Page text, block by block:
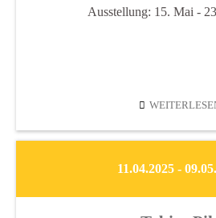
Ausstellung: 15. Mai -
11.04.2025 -